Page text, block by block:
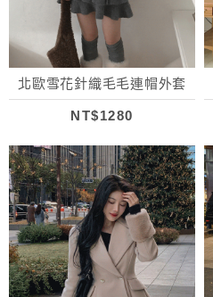
北歐雪花針織毛毛連帽外套
NT$1280